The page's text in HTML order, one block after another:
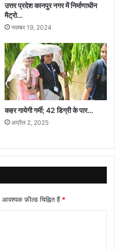
उत्तर प्रदेश कानपुर नगर में निर्माणाधीन
मैट्रो…
नवम्बर 19, 2024
कहर गायेगी गर्मी; 42 डिग्री के पार…
अप्रैल 2, 2025
आवश्यक फ़ील्ड चिह्नित हैं *